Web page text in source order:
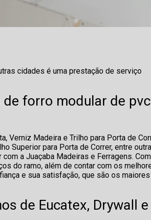
cidades é uma prestação de serviço
de forro modular de pvc
Verniz Madeira e Trilho para Porta de
Superior para Porta de Correr, entre
a Juaçaba Madeiras e Ferragens.
do ramo, além de contar com os
e sua satisfação, que são os maiores
de Eucatex, Drywall e